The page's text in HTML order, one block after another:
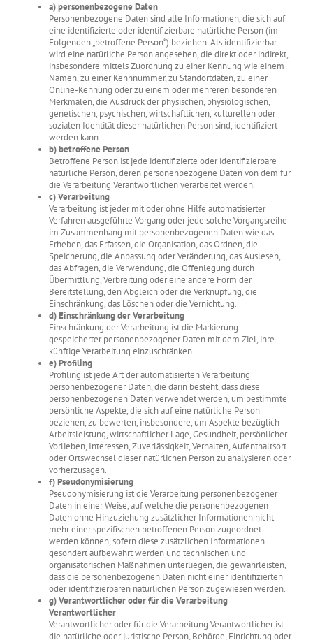
a) personenbezogene Daten
Personenbezogene Daten sind alle Informationen, die sich auf
eine identifizierte oder identifizierbare natürliche Person (im
Folgenden „betroffene Person“) beziehen. Als identifizierbar
wird eine natürliche Person angesehen, die direkt oder indirekt,
insbesondere mittels Zuordnung zu einer Kennung wie einem
Namen, zu einer Kennnummer, zu Standortdaten, zu einer
Online-Kennung oder zu einem oder mehreren besonderen
Merkmalen, die Ausdruck der physischen, physiologischen,
genetischen, psychischen, wirtschaftlichen, kulturellen oder
sozialen Identität dieser natürlichen Person sind, identifiziert
werden kann.
b) betroffene Person
Betroffene Person ist jede identifizierte oder identifizierbare
natürliche Person, deren personenbezogene Daten von dem für
die Verarbeitung Verantwortlichen verarbeitet werden.
c) Verarbeitung
Verarbeitung ist jeder mit oder ohne Hilfe automatisierter
Verfahren ausgeführte Vorgang oder jede solche Vorgangsreihe
im Zusammenhang mit personenbezogenen Daten wie das
Erheben, das Erfassen, die Organisation, das Ordnen, die
Speicherung, die Anpassung oder Veränderung, das Auslesen,
das Abfragen, die Verwendung, die Offenlegung durch
Übermittlung, Verbreitung oder eine andere Form der
Bereitstellung, den Abgleich oder die Verknüpfung, die
Einschränkung, das Löschen oder die Vernichtung.
d) Einschränkung der Verarbeitung
Einschränkung der Verarbeitung ist die Markierung
gespeicherter personenbezogener Daten mit dem Ziel, ihre
künftige Verarbeitung einzuschränken.
e) Profiling
Profiling ist jede Art der automatisierten Verarbeitung
personenbezogener Daten, die darin besteht, dass diese
personenbezogenen Daten verwendet werden, um bestimmte
persönliche Aspekte, die sich auf eine natürliche Person
beziehen, zu bewerten, insbesondere, um Aspekte bezüglich
Arbeitsleistung, wirtschaftlicher Lage, Gesundheit, persönlicher
Vorlieben, Interessen, Zuverlässigkeit, Verhalten, Aufenthaltsort
oder Ortswechsel dieser natürlichen Person zu analysieren oder
vorherzusagen.
f) Pseudonymisierung
Pseudonymisierung ist die Verarbeitung personenbezogener
Daten in einer Weise, auf welche die personenbezogenen
Daten ohne Hinzuziehung zusätzlicher Informationen nicht
mehr einer spezifischen betroffenen Person zugeordnet
werden können, sofern diese zusätzlichen Informationen
gesondert aufbewahrt werden und technischen und
organisatorischen Maßnahmen unterliegen, die gewährleisten,
dass die personenbezogenen Daten nicht einer identifizierten
oder identifizierbaren natürlichen Person zugewiesen werden.
g) Verantwortlicher oder für die Verarbeitung
Verantwortlicher
Verantwortlicher oder für die Verarbeitung Verantwortlicher ist
die natürliche oder juristische Person, Behörde, Einrichtung oder